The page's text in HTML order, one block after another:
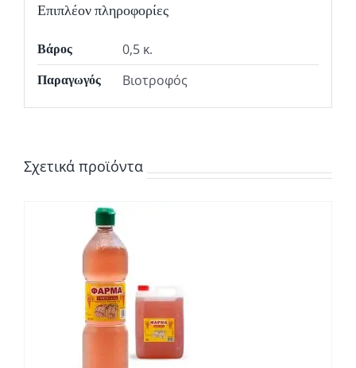
Επιπλέον πληροφορίες
Βάρος 0,5 κ.
Παραγωγός Βιοτροφός
Σχετικά προϊόντα